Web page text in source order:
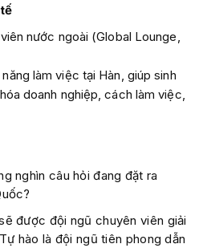
nước ngoài (Global Lounge,
làm việc tại Hàn, giúp sinh
doanh nghiệp, cách làm việc,
nghìn câu hỏi đang đặt ra
được đội ngũ chuyên viên giải
hào là đội ngũ tiên phong dẫn